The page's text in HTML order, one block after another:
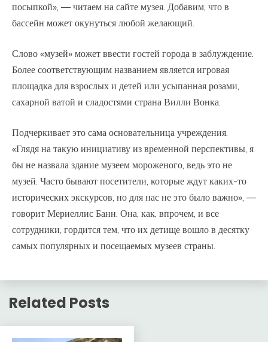
посыпкой», — читаем на сайте музея. Добавим, что в
бассейн может окунуться любой желающий.
Слово «музей» может ввести гостей города в заблуждение.
Более соответствующим названием является игровая
площадка для взрослых и детей или усыпанная розами,
сахарной ватой и сладостями страна Вилли Вонка.
Подчеркивает это сама основательница учреждения.
«Глядя на такую инициативу из временной перспективы, я
бы не назвала здание музеем мороженого, ведь это не
музей. Часто бывают посетители, которые ждут каких-то
исторических экскурсов, но для нас не это было важно», —
говорит Мериеллис Банн. Она, как, впрочем, и все
сотрудники, гордится тем, что их детище вошло в десятку
самых популярных и посещаемых музеев страны.
Related Posts